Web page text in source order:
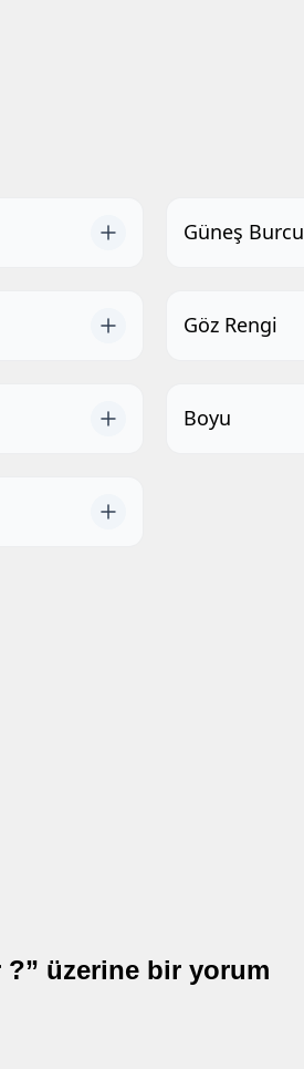
Güneş Burcu
Göz Rengi
Boyu
?” üzerine bir yorum